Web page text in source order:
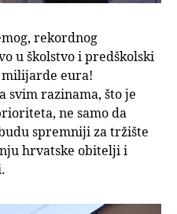
rekordnog
u školstvo i predškolski
milijarde eura!
svim razinama, što je
ne samo da
spremniji za tržište
hrvatske obitelji i